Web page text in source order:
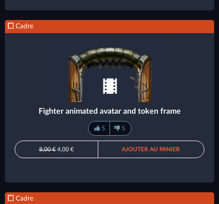
Cadre
Fighter animated avatar and token frame
5 5
8,00 €4,00 € AJOUTER AU PANIER
Cadre